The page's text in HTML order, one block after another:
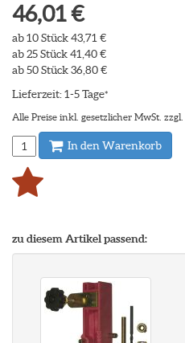
46,01 €
ab 10 Stück 43,71 €
ab 25 Stück 41,40 €
ab 50 Stück 36,80 €
Lieferzeit: 1-5 Tage*
Alle Preise inkl. gesetzlicher MwSt. zzgl.
In den Warenkorb
zu diesem Artikel passend: